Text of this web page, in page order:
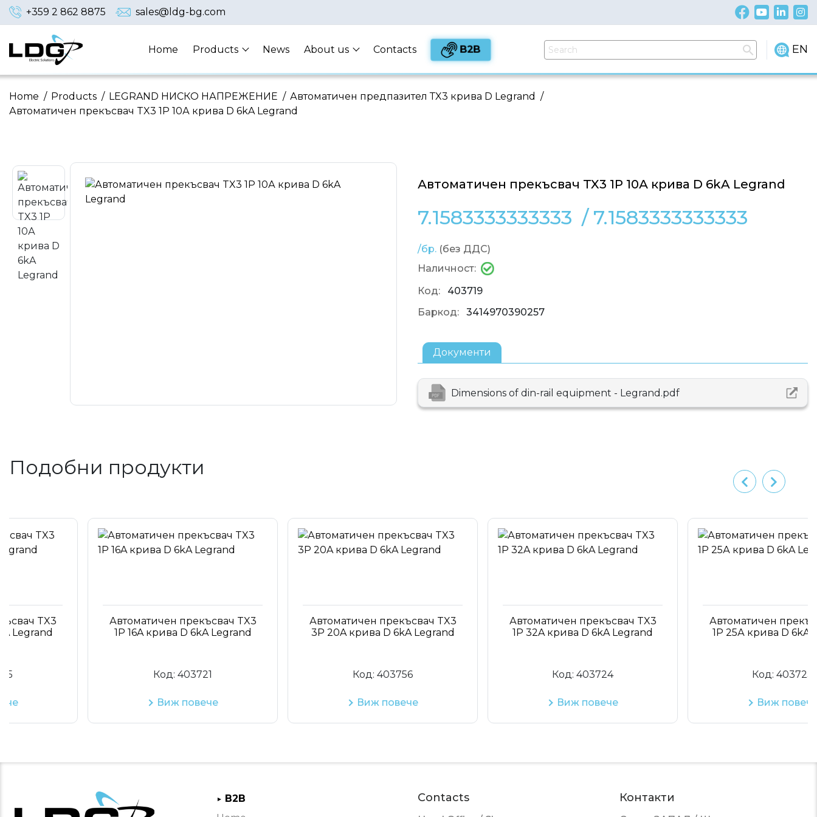
+359 2 862 8875 sales@ldg-bg.com
Home Products News About us Contacts B2B EN
/
Home /
Products /
LEGRAND НИСКО НАПРЕЖЕНИЕ /
Автоматичен предпазител ТX3 крива D Legrand
Автоматичен прекъсвач TX3 1P 10А крива D 6kA Legrand
Автоматичен прекъсвач TX3 1P 10А крива D 6kA Legrand
7.1583333333333
/
7.1583333333333
/бр. (без ДДС)
Наличност:
Код:
403719
Баркод:
3414970390257
Документи
Dimensions of din-rail equipment - Legrand.pdf
Подобни продукти
Автоматичен прекъсвач TX3
1P 16A крива D 6kA Legrand
403721
Виж повече
Автоматичен прекъсвач TX3
3P 20A крива D 6kA Legrand
403756
Виж повече
Автоматичен прекъсвач TX3
1P 32A крива D 6kA Legrand
403724
Виж повече
Автоматичен прекъсвач TX3
1P 25А крива D 6kA Legrand
403723
Виж повече
► B2B
Contacts Контакти